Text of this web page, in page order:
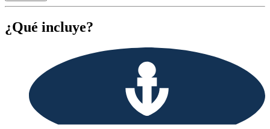
¿Qué incluye?